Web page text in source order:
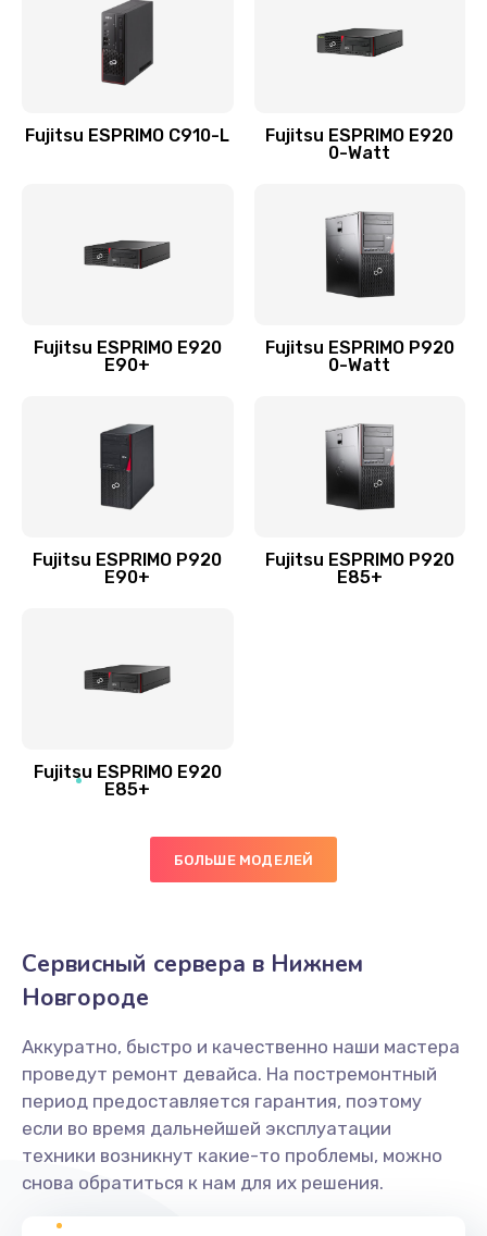
Fujitsu ESPRIMO C910-L
Fujitsu ESPRIMO E920
0-Watt
Fujitsu ESPRIMO E920
E90+
Fujitsu ESPRIMO P920
0-Watt
Fujitsu ESPRIMO P920
E90+
Fujitsu ESPRIMO P920
E85+
Fujitsu ESPRIMO E920
E85+
БОЛЬШЕ МОДЕЛЕЙ
Сервисный сервера в Нижнем
Новгороде
Аккуратно, быстро и качественно наши мастера
проведут ремонт девайса. На постремонтный
период предоставляется гарантия, поэтому
если во время дальнейшей эксплуатации
техники возникнут какие-то проблемы, можно
снова обратиться к нам для их решения.